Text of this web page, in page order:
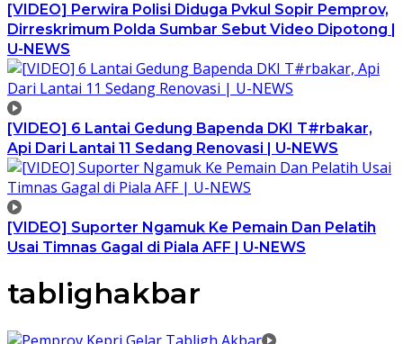
[VIDEO] Perwira Polisi Diduga Pvkul Sopir Pemprov,
Dirreskrimum Polda Sumbar Sebut Video Dipotong |
U-NEWS
[VIDEO] 6 Lantai Gedung Bapenda DKI T#rbakar,
Api Dari Lantai 11 Sedang Renovasi | U-NEWS
[VIDEO] Suporter Ngamuk Ke Pemain Dan Pelatih
Usai Timnas Gagal di Piala AFF | U-NEWS
tablighakbar